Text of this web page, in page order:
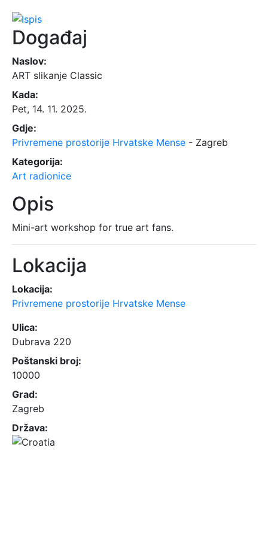
Događaj
Naslov:
ART slikanje Classic
Kada:
Pet, 14. 11. 2025.
Gdje:
Privremene prostorije Hrvatske Mense - Zagreb
Kategorija:
Art radionice
Opis
Mini-art workshop for true art fans.
Lokacija
Lokacija:
Privremene prostorije Hrvatske Mense
Ulica:
Dubrava 220
Poštanski broj:
10000
Grad:
Zagreb
Država: